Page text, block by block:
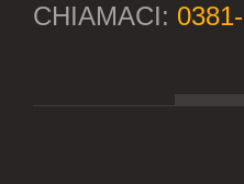
CHIAMACI: